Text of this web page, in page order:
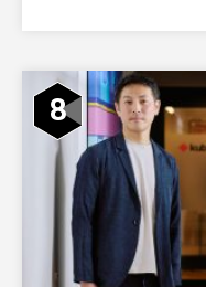
8